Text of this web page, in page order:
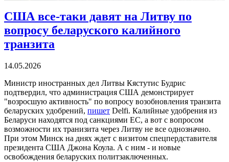
США все-таки давят на Литву по
вопросу беларуского калийного
транзита
14.05.2026
Министр иностранных дел Литвы Кястутис Будрис
подтвердил, что администрация США демонстрирует
"возросшую активность" по вопросу возобновления транзита
беларуских удобрений, пишет Delfi. Калийные удобрения из
Беларуси находятся под санкциями ЕС, а вот с вопросом
возможности их транизита через Литву не все однозначно.
При этом Минск на днях ждет с визитом спецпердставителя
президента США Джона Коула. А с ним - и новые
освобождения беларуских политзаключенных.